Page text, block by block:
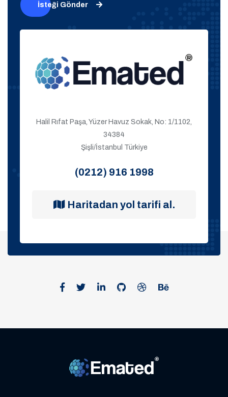
İsteği Gönder
Halil Rıfat Paşa, Yüzer Havuz Sokak, No: 1/1102,
34384
Şişli/İstanbul Türkiye
(0212) 916 1998
Haritadan yol tarifi al.